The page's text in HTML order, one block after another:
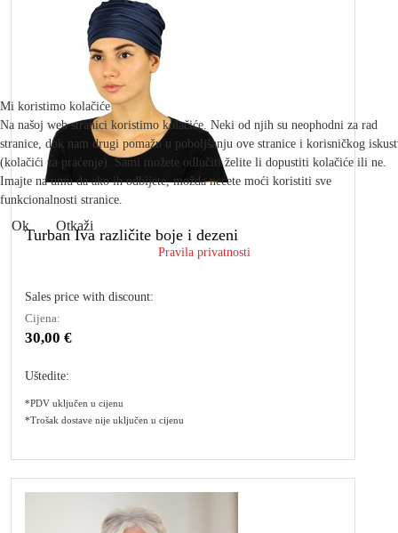
Turban Iva različite boje i dezeni
Sales price with discount:
Cijena:
30,00 €
Uštedite:
*PDV uključen u cijenu
*Trošak dostave nije uključen u cijenu
Mi koristimo kolačiće
Na našoj web stranici koristimo kolačiće. Neki od njih su neophodni za rad
stranice, dok nam drugi pomažu u poboljšanju ove stranice i korisničkog
(kolačići za praćenje). Sami možete odlučiti želite li dopustiti kolačiće ili ne.
Imajte na umu da ako ih odbijete, možda nećete moći koristiti sve
funkcionalnosti stranice.
Ok Otkaži
Pravila privatnosti